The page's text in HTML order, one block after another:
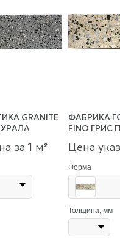
GRANITE
УРАЛА
за 1 м²
ФАБРИКА
FINO ГРИС
Цена
Форма
Толщина, мм